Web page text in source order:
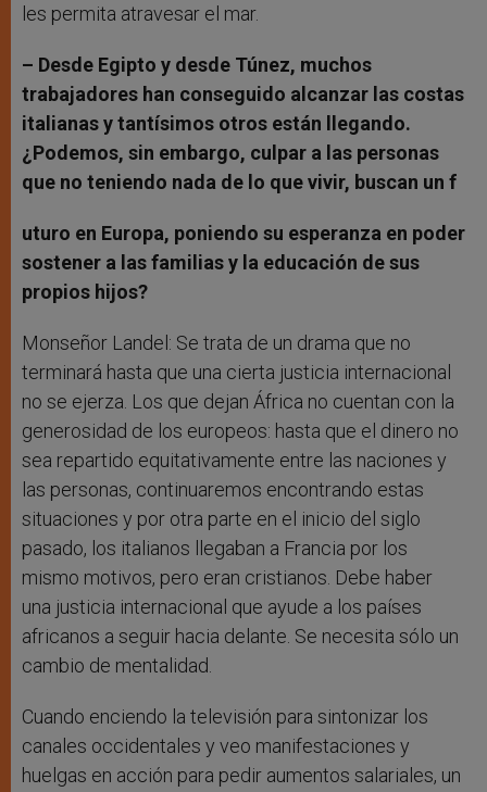
les permita atravesar el mar.
– Desde Egipto y desde Túnez, muchos
trabajadores han conseguido alcanzar las costas
italianas y tantísimos otros están llegando.
¿Podemos, sin embargo, culpar a las personas
que no teniendo nada de lo que vivir, buscan un f
uturo en Europa, poniendo su esperanza en poder
sostener a las familias y la educación de sus
propios hijos?
Monseñor Landel: Se trata de un drama que no
terminará hasta que una cierta justicia internacional
no se ejerza. Los que dejan África no cuentan con la
generosidad de los europeos: hasta que el dinero no
sea repartido equitativamente entre las naciones y
las personas, continuaremos encontrando estas
situaciones y por otra parte en el inicio del siglo
pasado, los italianos llegaban a Francia por los
mismo motivos, pero eran cristianos. Debe haber
una justicia internacional que ayude a los países
africanos a seguir hacia delante. Se necesita sólo un
cambio de mentalidad.
Cuando enciendo la televisión para sintonizar los
canales occidentales y veo manifestaciones y
huelgas en acción para pedir aumentos salariales, un